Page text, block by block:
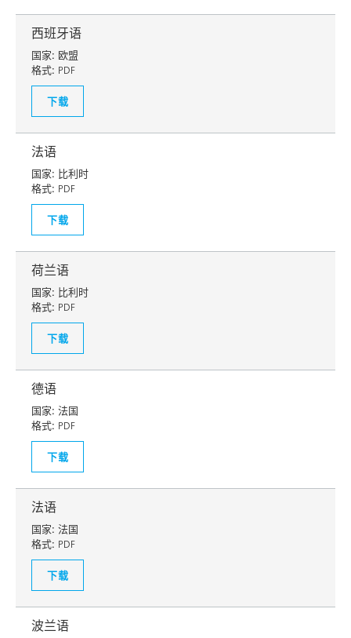
西班牙语
国家: 欧盟
格式: PDF
下载
法语
国家: 比利时
格式: PDF
下载
荷兰语
国家: 比利时
格式: PDF
下载
德语
国家: 法国
格式: PDF
下载
法语
国家: 法国
格式: PDF
下载
波兰语